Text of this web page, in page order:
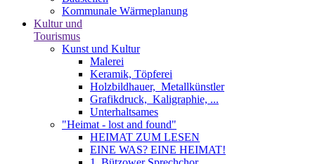
Kommunale Wärmeplanung
Kultur und
Tourismus
Kunst und Kultur
Malerei
Keramik, Töpferei
Holzbildhauer, ­ Metallkünstler
Grafikdruck, ­ Kaligraphie, ...
Unterhaltsames
"Heimat - lost and found"
HEIMAT ZUM LESEN
EINE WAS? EINE HEIMAT!